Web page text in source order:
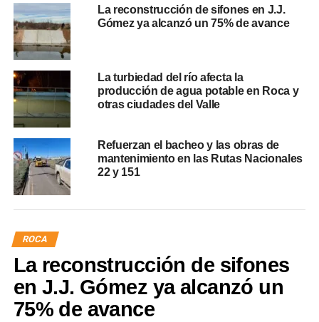
La reconstrucción de sifones en J.J.
Gómez ya alcanzó un 75% de avance
La turbiedad del río afecta la
producción de agua potable en Roca y
otras ciudades del Valle
Refuerzan el bacheo y las obras de
mantenimiento en las Rutas Nacionales
22 y 151
ROCA
La reconstrucción de sifones
en J.J. Gómez ya alcanzó un
75% de avance